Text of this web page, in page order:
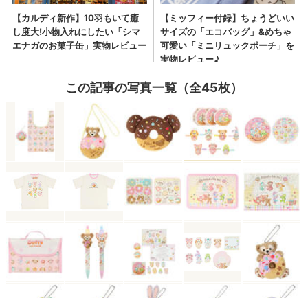
この記事の写真一覧（全45枚）